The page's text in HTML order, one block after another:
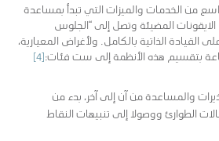
من الخدمات والميزات التي تبدأ بمساعدة
المضيئة وتصل إلى “الجلوس
القيادة الذاتية بالكامل. ولأغراض المعيارية،
بتقسيم هذه الأنظمة إلى ست فئات:[4]
التحذيرات والمساعدة من آن إلى آخر، بدء من
الطوارئ ووصولا إلى تنبيهات النقاط